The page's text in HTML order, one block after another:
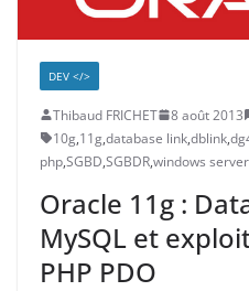
DEV </>
Thibaud FRICHET 8 août 2013
10g,11g,database link,dblink,
php,SGBD,SGBDR,windows server
Oracle 11g :
MySQL et
PHP PDO